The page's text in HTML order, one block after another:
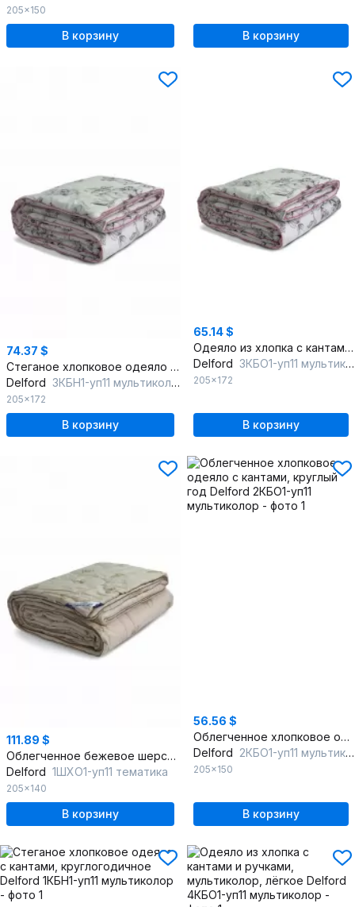
205x150
В корзину В корзину
74.37 $
Стеганое хлопковое одеяло с кантами, круглолетнее
Delford 3КБН1-уп11 мультиколор
205x172
В корзину
65.14 $
Одеяло из хлопка с кантами и ручками, круглогодичное
Delford 3КБО1-уп11 мультиколор
205x172
В корзину
111.89 $
Облегченное бежевое шерстяное одеяло с шерстью
Delford 1ШХО1-уп11 тематика
205x140
В корзину
56.56 $
Облегченное хлопковое одеяло с кантами, круглый год
Delford 2КБО1-уп11 мультиколор
205x150
В корзину